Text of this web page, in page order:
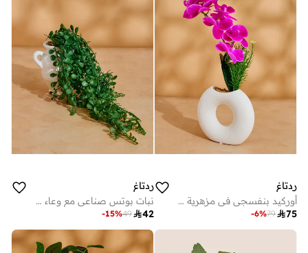
ردتاغ
أوركيد بنفسجي في مزهرية دائرية
75
79
-6%
ردتاغ
نبات بوتس صناعي مع وعاء باللون الأخضر
42
49
-15%